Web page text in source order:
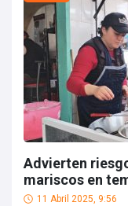
Advierten
mariscos en
11 Abril 2025, 9:56